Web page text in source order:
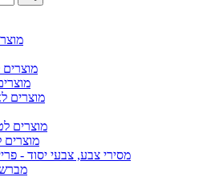
מוצרים
מוצרים
מוצרים
מסירי צבע, צבעי יסוד -